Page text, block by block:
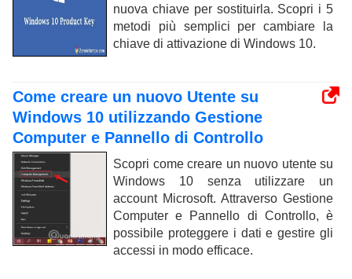
nuova chiave per sostituirla. Scopri i 5
metodi più semplici per cambiare la
chiave di attivazione di Windows 10.
Come creare un nuovo Utente su
Windows 10 utilizzando Gestione
Computer e Pannello di Controllo
Scopri come creare un nuovo utente su
Windows 10 senza utilizzare un
account Microsoft. Attraverso Gestione
Computer e Pannello di Controllo, è
possibile proteggere i dati e gestire gli
accessi in modo efficace.